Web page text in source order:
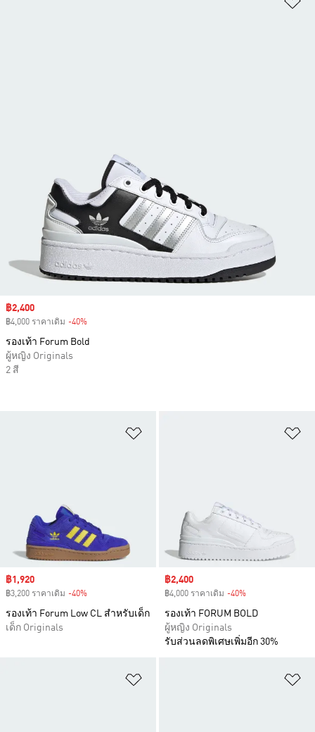
Sale price
฿1,920
฿3,200 ราคาเดิม -40%
รองเท้า Forum Low CL สำหรับเด็ก
เด็ก Originals
Sale price
฿2,400
฿4,000 ราคาเดิม -40%
รองเท้า FORUM BOLD
ผู้หญิง Originals
รับส่วนลดพิเศษเพิ่มอีก 30%
Sale price
฿2,400
฿4,000 ราคาเดิม -40%
รองเท้า Forum Bold
ผู้หญิง Originals
2 สี